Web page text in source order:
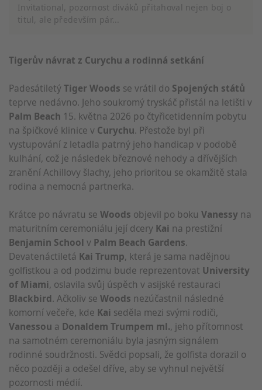
Invitational, pozornost diváků přitahoval nejen boj o
titul, ale především pár...
Tigerův návrat z Curychu a rodinná setkání
PadesátiletýTiger Woods se vrátil do Spojených států
teprve nedávno. Jeho soukromý tryskáč přistál na letišti v
Palm Beach 15. května 2026 po čtyřicetidenním pobytu
na špičkové klinice v Curychu. Přestože byl při
vystupování z letadla patrný jeho handicap v podobě
kulhání, což je následek březnové nehody a dřívějších
zranění Achillovy šlachy, jeho prioritou se okamžitě stala
rodina a nemocná partnerka.
Krátce po návratu se Woods objevil po boku Vanessy na
maturitním ceremoniálu její dcery Kai na prestižní
Benjamin School v Palm Beach Gardens.
Devatenáctiletá Kai Trump, která je sama nadějnou
golfistkou a od podzimu bude reprezentovat University
of Miami, oslavila svůj úspěch v asijské restauraci
Blackbird. Ačkoliv se Woods nezúčastnil následné
komorní večeře, kde Kai seděla mezi svými rodiči,
Vanessou a Donaldem Trumpem ml., jeho přítomnost
na samotném ceremoniálu byla jasným signálem
rodinné soudržnosti. Svědci popsali, že golfista dorazil o
něco později a odešel dříve, aby se vyhnul největší
pozornosti médií.